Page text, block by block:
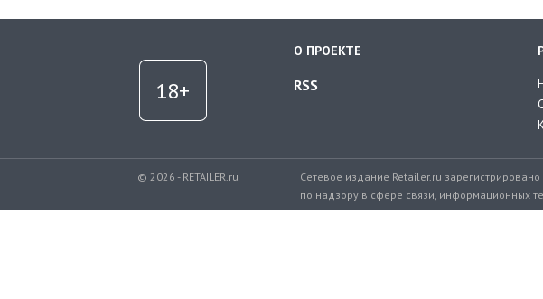
О ПРОЕКТЕ
RSS
© 2026 - RETAILER.ru
Сетевое издание Retailer.ru
по надзору в сфере связи, информационных
коммуникаций.